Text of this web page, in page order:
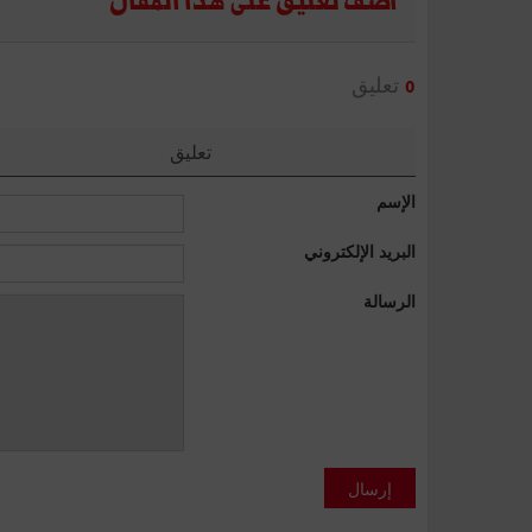
0 تعليق
تعليق
الإسم
البريد الإلكتروني
الرسالة
إرسال